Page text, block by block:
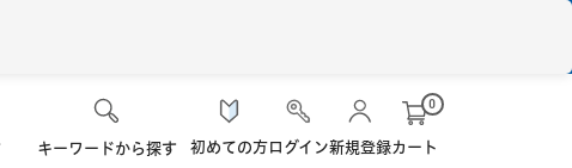
キーワードから探す 初めての方ログイン新規登録カート
0